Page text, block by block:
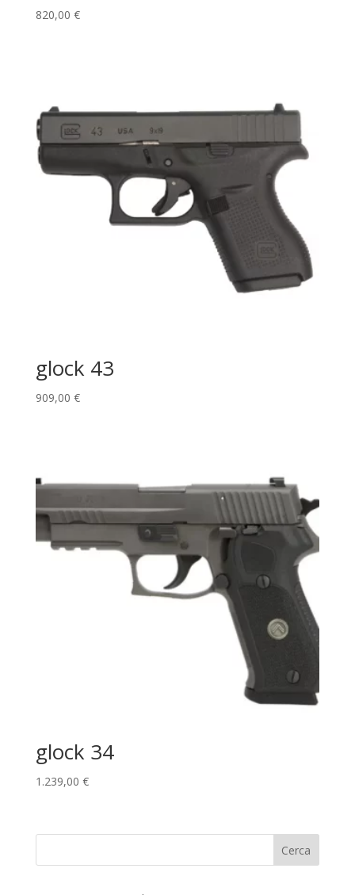
820,00 €
glock 43
909,00 €
glock 34
1.239,00 €
Cerca